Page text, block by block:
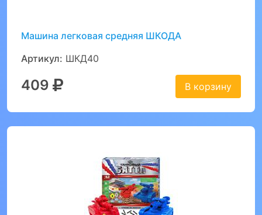
Машина легковая средняя ШКОДА
Артикул: ШКД40
409 В корзину